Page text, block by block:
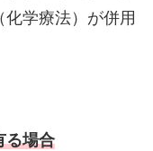
学療法）が併用
る場合